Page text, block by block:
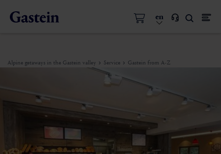
en
Alpine getaways in the Gastein valley Service Gastein from A-Z